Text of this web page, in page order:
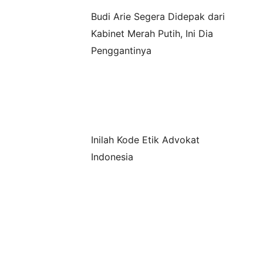
Budi Arie Segera Didepak dari
Kabinet Merah Putih, Ini Dia
Penggantinya
Inilah Kode Etik Advokat
Indonesia